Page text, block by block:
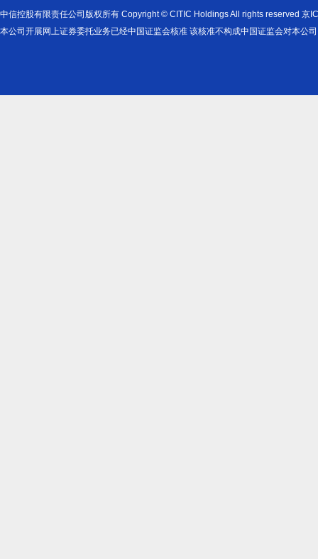
中信控股有限责任公司版权所有 Copyright © CITIC Holdings All rights reserved 京
本公司开展网上证券委托业务已经中国证监会核准 该核准不构成中国证监会对本公